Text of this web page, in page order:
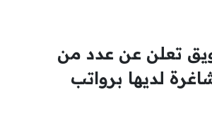
تعلن عن عدد من
لديها برواتب